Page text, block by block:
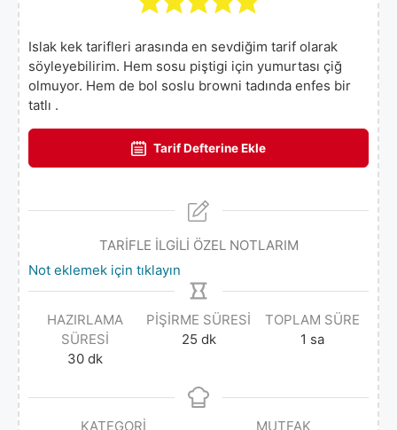
Islak kek tarifleri arasında en sevdiğim tarif olarak
söyleyebilirim. Hem sosu piştigi için yumurtası çiğ
olmuyor. Hem de bol soslu browni tadında enfes bir
tatlı .
Tarif Defterine Ekle
TARİFLE İLGİLİ ÖZEL NOTLARIM
Not eklemek için tıklayın
HAZIRLAMA
SÜRESI
30 dk
PIŞIRME SÜRESI
25 dk
TOPLAM SÜRE
1 sa
KATEGORI
MUTFAK